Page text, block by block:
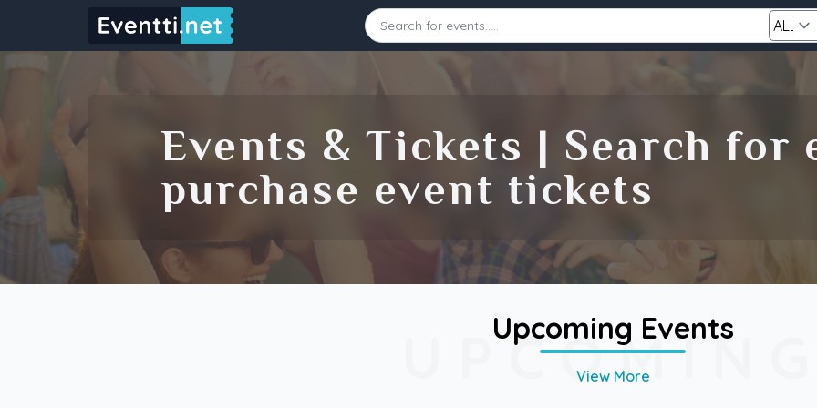
Starting Date
Search
Events & Tickets | Search for
purchase event tickets
UPCOMING
Upcoming Events
View More